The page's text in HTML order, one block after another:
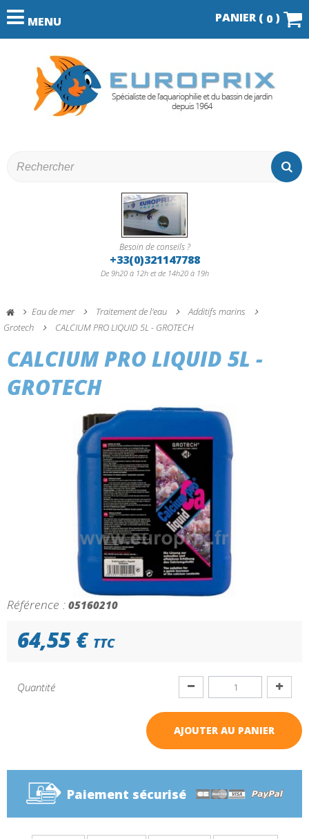
MENU PANIER ( 0 )
Besoin de conseils ?
+33(0)321147788
De 9h20 à 12h et de 14h20 à 19h
Eau de mer Traitement de l'eau
Additifs marins
Grotech
CALCIUM PRO LIQUID 5L - GROTECH
CALCIUM PRO LIQUID 5L -
GROTECH
Référence : 05160210
64,55 € TTC
Quantité
AJOUTER AU PANIER
Paiement sécurisé